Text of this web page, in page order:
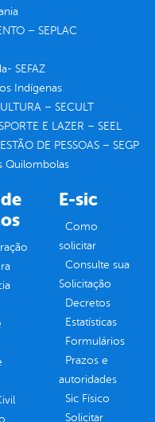
– SEPLAC
SEFAZ
Indígenas
– SECULT
E LAZER – SEEL
DE PESSOAS – SEGP
Quilombolas
E-sic
Como
solicitar
Consulte sua
Solicitação
Decretos
Estatísticas
Formulários
Prazos e
autoridades
Sic Físico
Solicitar